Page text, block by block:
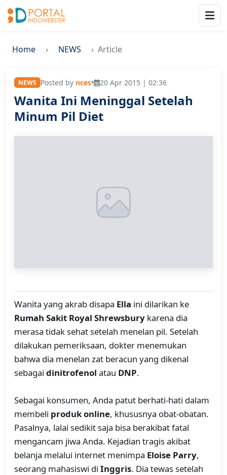
Home NEWS Article
NEWS Posted by nces• 20 Apr 2015 | 02:36
Wanita Ini Meninggal Setelah
Minum Pil Diet
Wanita yang akrab disapa Ella ini dilarikan ke
Rumah Sakit Royal Shrewsbury karena dia
merasa tidak sehat setelah menelan pil. Setelah
dilakukan pemeriksaan, dokter menemukan
bahwa dia menelan zat beracun yang dikenal
sebagai dinitrofenol atau DNP.
Sebagai konsumen, Anda patut berhati-hati dalam
membeli produk online, khususnya obat-obatan.
Pasalnya, lalai sedikit saja bisa berakibat fatal
mengancam jiwa Anda. Kejadian tragis akibat
belanja melalui internet menimpa Eloise Parry,
seorang mahasiswi di Inggris. Dia tewas setelah